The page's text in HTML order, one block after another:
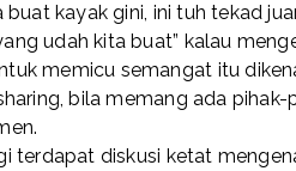
kayak gini, ini tuh tekad
udah kita buat” kalau
memicu semangat itu
bila memang ada
terdapat diskusi ketat